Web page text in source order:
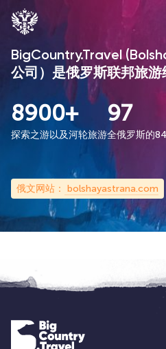
BigCountry.Travel
公司）是俄罗斯联邦旅游
8900+
探索之游以及河轮旅游
97
全俄罗斯的
俄文网站： bolshayastrana.com